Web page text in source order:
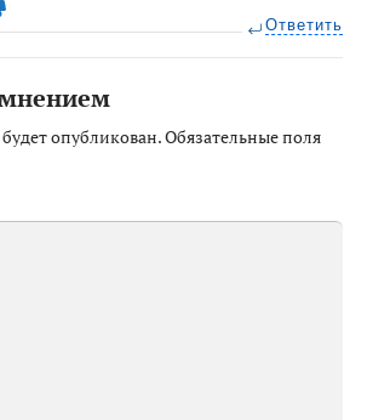
Ответить
опубликован.Обязательные поля